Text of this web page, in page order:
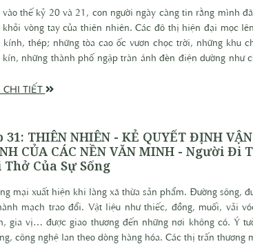
vào thế kỷ 20 và 21, con người ngày càng tin rằng mình
khỏi vòng tay của thiên nhiên. Các đô thị hiện đại mọc
kính, thép; những tòa cao ốc vươn chọc trời, những khu
kín, những thành phố ngập tràn ánh đèn điện dường như
nắng, hay lũ lụt.
CHI TIẾT
31: THIÊN NHIÊN - KẺ QUYẾT ĐỊNH VẬN
CỦA CÁC NỀN VĂN MINH - Người Đi
Của Sự Sống
mại xuất hiện khi làng xã thừa sản phẩm. Đường sông,
mạch trao đổi. Vật liệu như thiếc, đồng, muối, vải
gia vị… được giao thương đến những nơi không có. Ý
công nghệ lan theo dòng hàng hóa. Các thị trấn thương